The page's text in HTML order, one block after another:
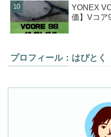
YONEX
価】Vコア
プロフィール：はぴとく